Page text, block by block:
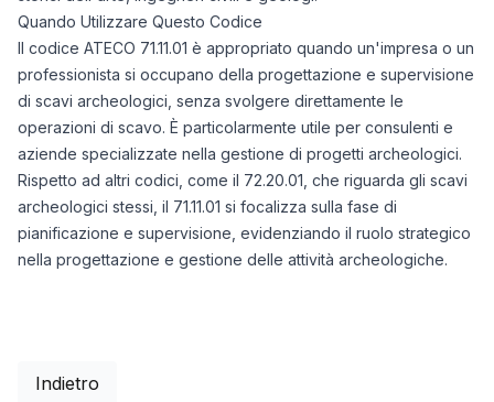
Quando Utilizzare Questo Codice
Il codice ATECO 71.11.01 è appropriato quando un'impresa o un
professionista si occupano della progettazione e supervisione
di scavi archeologici, senza svolgere direttamente le
operazioni di scavo. È particolarmente utile per consulenti e
aziende specializzate nella gestione di progetti archeologici.
Rispetto ad altri codici, come il 72.20.01, che riguarda gli scavi
archeologici stessi, il 71.11.01 si focalizza sulla fase di
pianificazione e supervisione, evidenziando il ruolo strategico
nella progettazione e gestione delle attività archeologiche.
Indietro